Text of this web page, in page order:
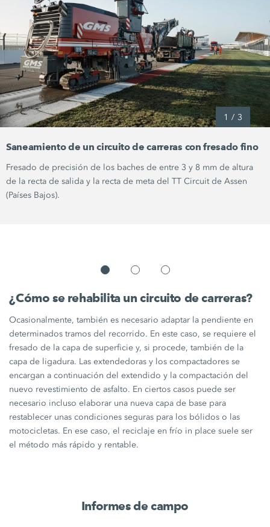
1 / 3
Saneamiento de un circuito de carreras con fresado fino
Fresado de precisión de los baches de entre 3 y 8 mm de altura
de la recta de salida y la recta de meta del TT Circuit de Assen
(Países Bajos).
¿Cómo se rehabilita un circuito de carreras?
Ocasionalmente, también es necesario adaptar la pendiente en
determinados tramos del recorrido. En este caso, se requiere el
fresado de la capa de superficie y, si procede, también de la
capa de ligadura. Las extendedoras y los compactadores se
encargan a continuación del extendido y la compactación del
nuevo revestimiento de asfalto. En ciertos casos puede ser
necesario incluso elaborar una nueva capa de base para
restablecer unas condiciones seguras para los bólidos o las
motocicletas. En ese caso, el reciclaje en frío in place suele ser
el método más rápido y rentable.
Informes de campo